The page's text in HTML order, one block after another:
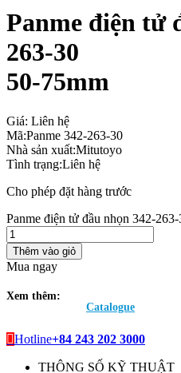
Panme điện tử
263-30
50-75mm
Giá: Liên hệ
Mã:Panme 342-263-30
Nhà sản xuất:Mitutoyo
Tình trạng:Liên hệ
Cho phép đặt hàng trước
Panme điện tử đầu nhọn 342-
Thêm vào giỏ
Mua ngay
Xem thêm:
Catalogue
Hotline+84 243 202 3000
THÔNG SỐ KỸ THUẬT